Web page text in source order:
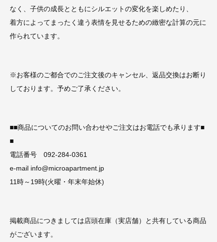
なく、子供の成長とともにシルエットの変化を楽しめたり、
着方によってまったく違う表情を見せるための緻密な計算の元に
作られています。
※お客様のご都合でのご注文後のキャンセル、返品交換はお断り
しております。予めご了承ください。
■■商品についてのお問い合わせやご注文はお電話でも承ります■
■
電話番号 092-284-0361
e-mail info@microapartment.jp
11時～19時(火曜・年末年始休)
掲載商品につきましては店頭在庫（実店舗）と共有している商品
がございます。